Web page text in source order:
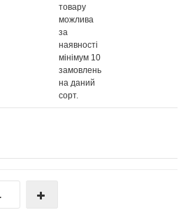
товару
можлива
за
наявності
мінімум 10
замовлень
на даний
сорт.